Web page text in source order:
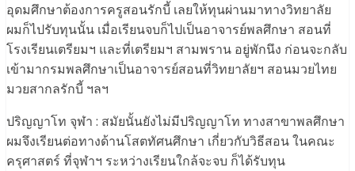
อุดมศึกษาต้องการครูสอนรักบี้ เลยให้ทุนผ่านมาทางวิทยาลัย
ผมก็ไปรับทุนนั้น เมื่อเรียนจบก็ไปเป็นอาจารย์พลศึกษา สอนที่
โรงเรียนเตรียมฯ และที่เตรียมฯ สามพราน อยู่พักนึง ก่อนจะกลับ
เข้ามากรมพลศึกษาเป็นอาจารย์สอนที่วิทยาลัยฯ สอนมวยไทย
มวยสากลรักบี้ ฯลฯ
ปริญญาโท จุฬา : สมัยนั้นยังไม่มีปริญญาโท ทางสาขาพลศึกษา
ผมจึงเรียนต่อทางด้านโสตทัศนศึกษา เกี่ยวกับวิธีสอน ในคณะ
ครุศาสตร์ ที่จุฬาฯ ระหว่างเรียนใกล้จะจบ ก็ได้รับทุน